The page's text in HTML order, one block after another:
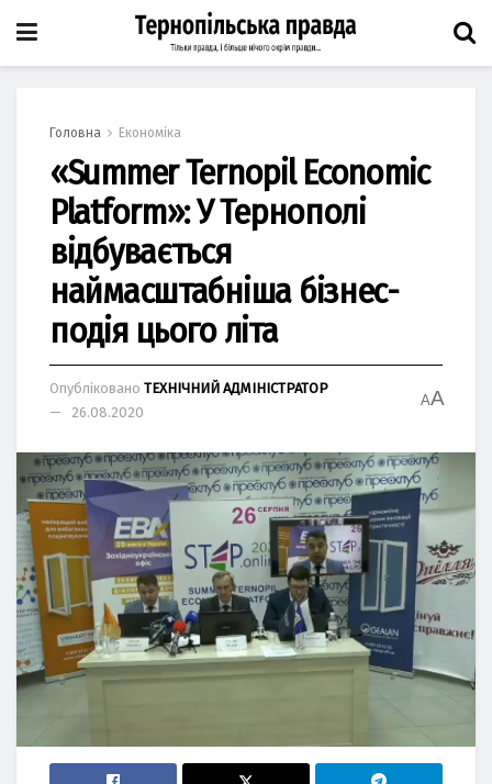
Головна Економіка
«Summer Ternopil Economic
Platform»: У Тернополі
відбувається
наймасштабніша бізнес-
подія цього літа
Опубліковано ТЕХНІЧНИЙ АДМІНІСТРАТОР
26.08.2020
AA